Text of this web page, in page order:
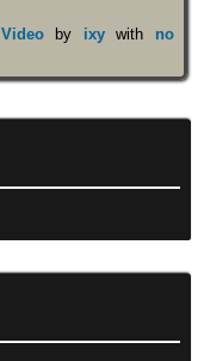
Videoby ixywith no